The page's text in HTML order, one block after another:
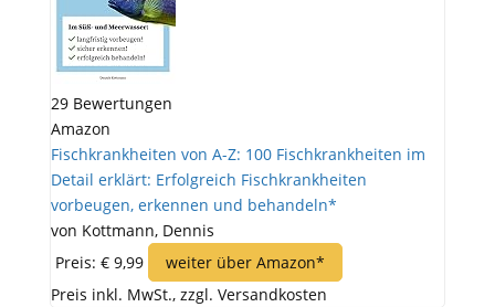
29 Bewertungen
Amazon
Fischkrankheiten von A-Z: 100 Fischkrankheiten im
Detail erklärt: Erfolgreich Fischkrankheiten
vorbeugen, erkennen und behandeln*
von Kottmann, Dennis
Preis: € 9,99
weiter über Amazon*
Preis inkl. MwSt., zzgl. Versandkosten